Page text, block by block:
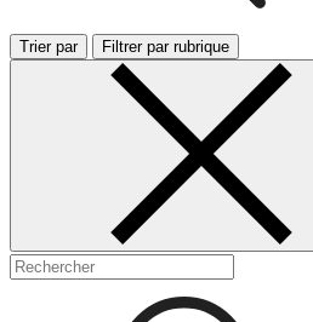
Trier par Filtrer par rubrique